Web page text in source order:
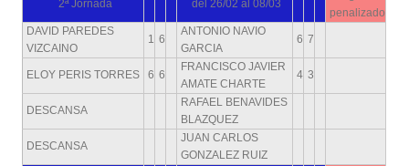
2ª Jornada del 26/02 al 08/03
penalizado
DAVID PAREDES
VIZCAINO
1 6
ANTONIO NAVIO
GARCIA
6 7
ELOY PERIS TORRES 6 6
FRANCISCO JAVIER
AMATE CHARTE
4 3
DESCANSA
RAFAEL BENAVIDES
BLAZQUEZ
DESCANSA
JUAN CARLOS
GONZALEZ RUIZ